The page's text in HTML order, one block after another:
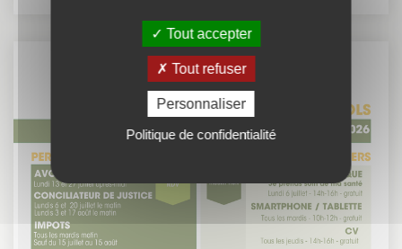
Tout accepter
Tout refuser
Personnaliser
Politique de confidentialité